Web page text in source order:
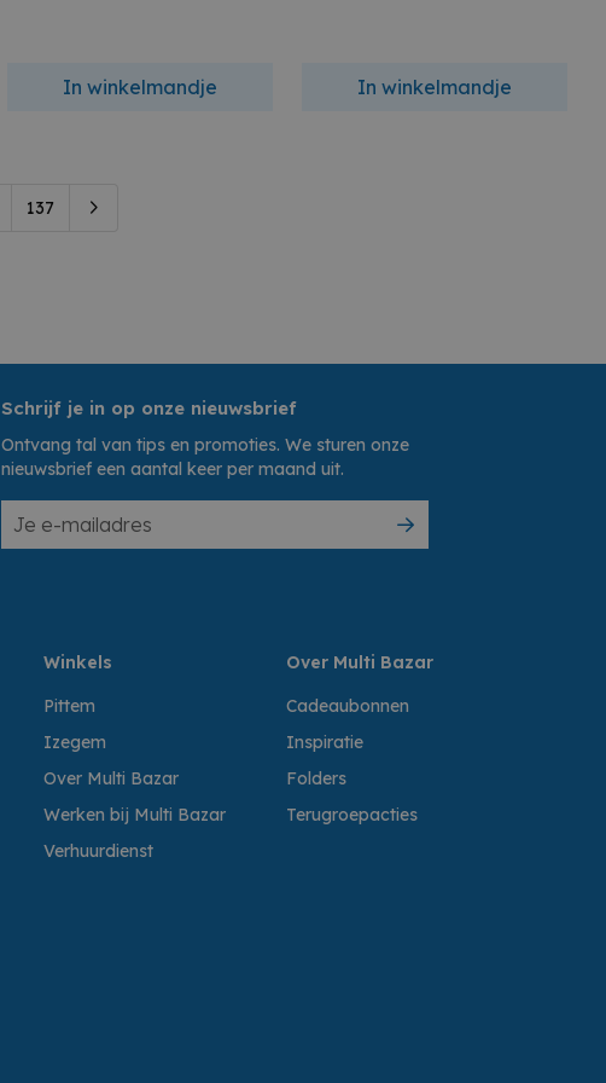
In winkelmandje In winkelmandje
137
Schrijf je in op onze nieuwsbrief
Ontvang tal van tips en promoties. We sturen onze
nieuwsbrief een aantal keer per maand uit.
Winkels
Pittem
Izegem
Over Multi Bazar
Werken bij Multi Bazar
Verhuurdienst
Over Multi Bazar
Cadeaubonnen
Inspiratie
Folders
Terugroepacties